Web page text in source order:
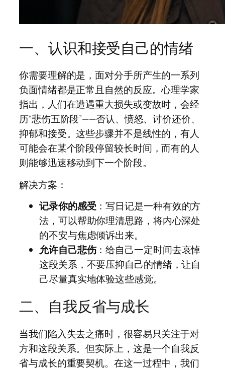
一、认识和接受自己的情绪
你需要理解的是，面对分手所产生的一系列
负面情绪都是正常且自然的反应。心理学家
指出，人们在遭遇重大损失或变故时，会经
历“悲伤五阶段”——否认、愤怒、讨价还价、
抑郁和接受。这些步骤并不是线性的，有人
可能会在某个阶段停留较长时间，而有的人
则能够迅速移动到下一个阶段。
解决方案：
记录你的感受：写日记是一种有效的方
法，可以帮助你理清思路，将内心深处
的不安与焦虑倾诉出来。
允许自己悲伤：给自己一定时间去哀悼
这段关系，不要压抑自己的情绪，让自
己尽量真实地体验这些感觉。
二、自我反省与成长
当我们陷入失去之痛时，很容易只关注于对
方和这段关系。但实际上，这是一个自我反
省与成长的重要契机。在这一过程中，我们